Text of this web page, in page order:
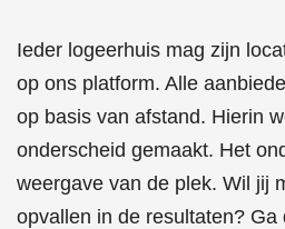
Ieder logeerhuis mag zijn
op ons platform. Alle
op basis van afstand. Hierin
onderscheid gemaakt. Het
weergave van de plek. Wil jij
opvallen in de resultaten? Ga